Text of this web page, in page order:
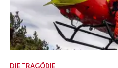
DIE TRAGÖDIE